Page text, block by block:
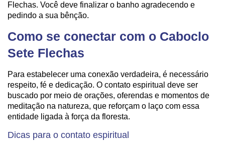
Flechas. Você deve finalizar o banho agradecendo e
pedindo a sua bênção.
Como se conectar com o Caboclo
Sete Flechas
Para estabelecer uma conexão verdadeira, é necessário
respeito, fé e dedicação. O contato espiritual deve ser
buscado por meio de orações, oferendas e momentos de
meditação na natureza, que reforçam o laço com essa
entidade ligada à força da floresta.
Dicas para o contato espiritual